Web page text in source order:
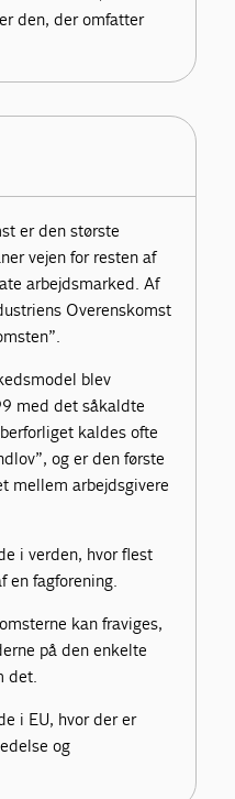
den, der omfatter
er den største
vejen for resten af
arbejdsmarked. Af
Overenskomst
blev
med det såkaldte
kaldes ofte
og er den første
mellem arbejdsgivere
i verden, hvor flest
en fagforening.
kan fraviges,
på den enkelte
det.
i EU, hvor der er
og